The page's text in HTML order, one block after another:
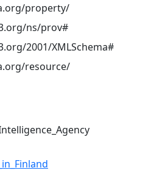
property/
ns/prov#
2001/XMLSchema#
resource/